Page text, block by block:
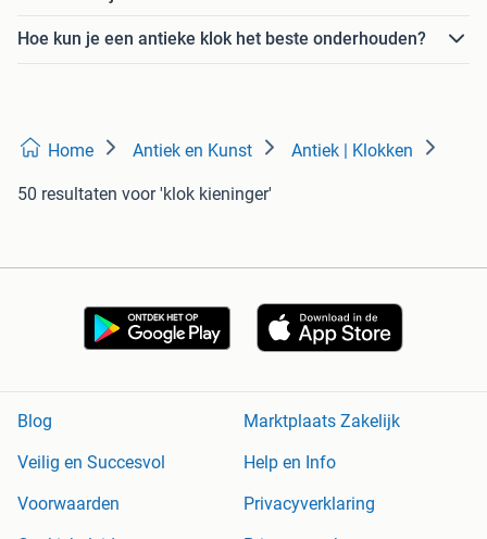
Hoe kun je een antieke klok het beste onderhouden?
Home Antiek en Kunst Antiek | Klokken
50 resultaten voor 'klok kieninger'
Blog
Marktplaats Zakelijk
Veilig en Succesvol
Help en Info
Voorwaarden
Privacyverklaring